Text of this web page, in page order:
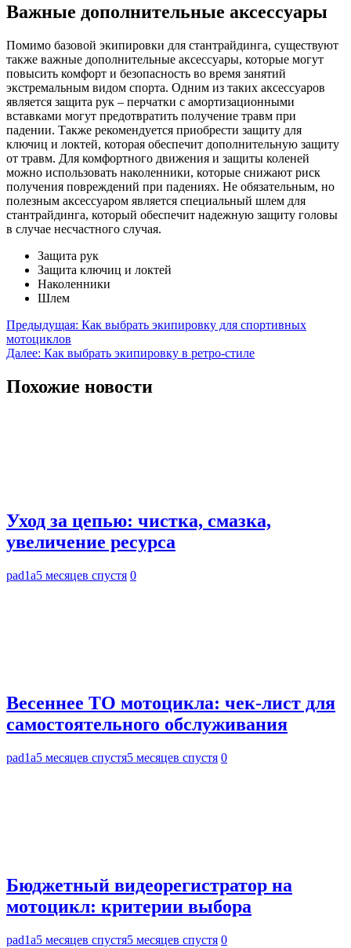
Важные дополнительные аксессуары
Помимо базовой экипировки для стантрайдинга, существуют
также важные дополнительные аксессуары, которые могут
повысить комфорт и безопасность во время занятий
экстремальным видом спорта. Одним из таких аксессуаров
является защита рук – перчатки с амортизационными
вставками могут предотвратить получение травм при
падении. Также рекомендуется приобрести защиту для
ключиц и локтей, которая обеспечит дополнительную защиту
от травм. Для комфортного движения и защиты коленей
можно использовать наколенники, которые снижают риск
получения повреждений при падениях. Не обязательным, но
полезным аксессуаром является специальный шлем для
стантрайдинга, который обеспечит надежную защиту головы
в случае несчастного случая.
Защита рук
Защита ключиц и локтей
Наколенники
Шлем
Навигация
по
Предыдущая: Как выбрать экипировку для спортивных
мотоциклов
Далее: Как выбрать экипировку в ретро-стиле
Похожие новости
Уход за цепью: чистка, смазка,
увеличение ресурса
pad1a5 месяцев спустя 0
Весеннее ТО мотоцикла: чек-лист для
самостоятельного обслуживания
pad1a5 месяцев спустя5 месяцев спустя 0
Бюджетный видеорегистратор на
мотоцикл: критерии выбора
pad1a5 месяцев спустя5 месяцев спустя 0